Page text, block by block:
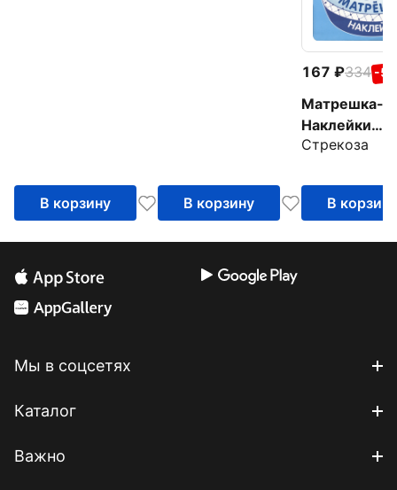
В корзину В корзину
167 334 -
Матрешка-
Наклейки
матрешки
Стрекоза
В корзину
Мы в соцсетях
Каталог
Важно